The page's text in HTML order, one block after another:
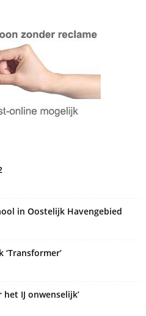
in Oostelijk Havengebied
IJ onwenselijk’